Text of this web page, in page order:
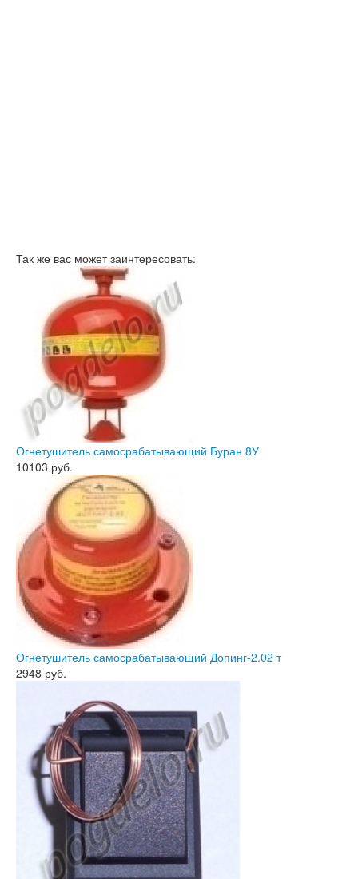
Так же вас может заинтересовать:
Огнетушитель самосрабатывающий Буран 8У
10103 руб.
Огнетушитель самосрабатывающий Допинг-2.02 т
2948 руб.